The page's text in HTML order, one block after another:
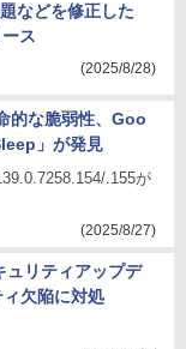
などを修正した
ス
(2025/8/28)
的な脆弱性、Goo
」が発見
.155が
(2025/8/27)
リティアップデ
欠陥に対処